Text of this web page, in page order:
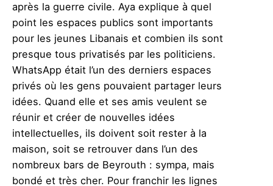
après la guerre civile. Aya explique à quel
point les espaces publics sont importants
pour les jeunes Libanais et combien ils sont
presque tous privatisés par les politiciens.
WhatsApp était l’un des derniers espaces
privés où les gens pouvaient partager leurs
idées. Quand elle et ses amis veulent se
réunir et créer de nouvelles idées
intellectuelles, ils doivent soit rester à la
maison, soit se retrouver dans l’un des
nombreux bars de Beyrouth : sympa, mais
bondé et très cher. Pour franchir les lignes